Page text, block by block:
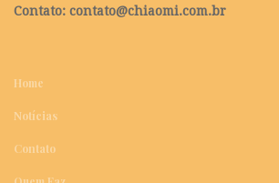
Contato: contato@chiaomi.com.br
Home
Notícias
Contato